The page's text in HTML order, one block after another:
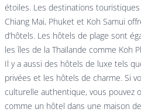
étoiles. Les destinations
Chiang Mai, Phuket et Koh Samui
d’hôtels. Les hôtels de plage sont
les îles de la Thaïlande comme Koh
Il y a aussi des hôtels de luxe tels
privées et les hôtels de charme. Si
culturelle authentique, vous pouvez
comme un hôtel dans une maison